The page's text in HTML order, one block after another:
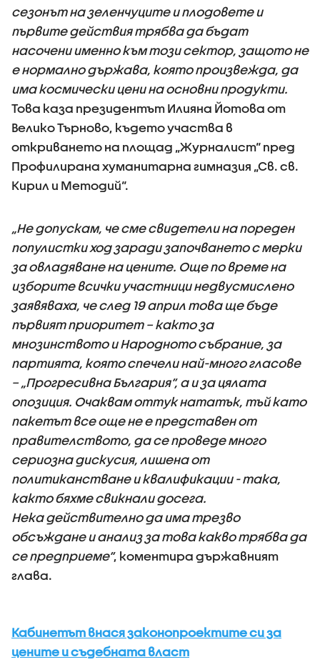
сезонът на зеленчуците и плодовете и
първите действия трябва да бъдат
насочени именно към този сектор, защото не
е нормално държава, която произвежда, да
има космически цени на основни продукти.
Това каза президентът Илияна Йотова от
Велико Търново, където участва в
откриването на площад „Журналист“ пред
Профилирана хуманитарна гимназия „Св. св.
Кирил и Методий“.
„Не допускам, че сме свидетели на пореден
популистки ход заради започването с мерки
за овладяване на цените. Още по време на
изборите всички участници недвусмислено
заявяваха, че след 19 април това ще бъде
първият приоритет – както за
мнозинството и Народното събрание, за
партията, която спечели най-много гласове
– „Прогресивна България“, а и за цялата
опозиция. Очаквам оттук нататък, тъй като
пакетът все още не е представен от
правителството, да се проведе много
сериозна дискусия, лишена от
политиканстване и квалификации - така,
както бяхме свикнали досега.
Нека действително да има трезво
обсъждане и анализ за това какво трябва да
се предприеме“, коментира държавният
глава.
Кабинетът внася законопроектите си за
цените и съдебната власт